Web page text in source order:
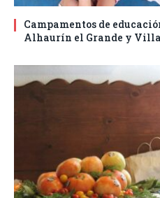
Campamentos de
Alhaurín el Grande y